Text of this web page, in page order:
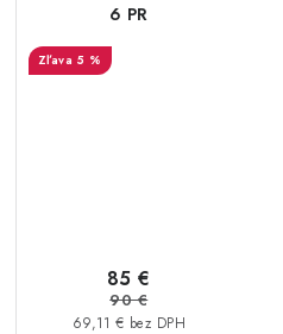
6 PR
5 %
69,11 € bez DPH
85 €
90 €